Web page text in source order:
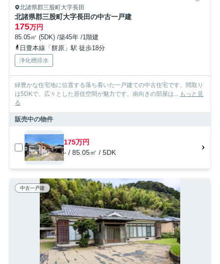
北諸県郡三股町大字長田
北諸県郡三股町大字長田の中古一戸建
175万円
85.05㎡ (5DK) /築45年 /1階建
日豊本線「餅原」駅 徒歩18分
浄化槽排水
緑豊かな住宅地に位置する落ち着いた一戸建ての中古住宅です。間取り
は5DKで、広々とした居住空間が魅力です。南向きの部屋は... もっと見
る
販売中の物件
175万円
- / 85.05㎡ / 5DK
中古一戸建